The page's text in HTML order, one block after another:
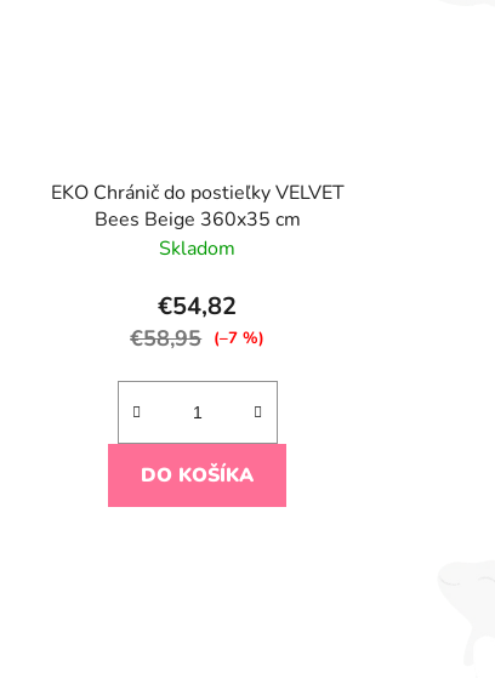
EKO Chránič do postieľky VELVET
Bees Beige 360x35 cm
Skladom
€54,82
€58,95 (–7 %)
DO KOŠÍKA